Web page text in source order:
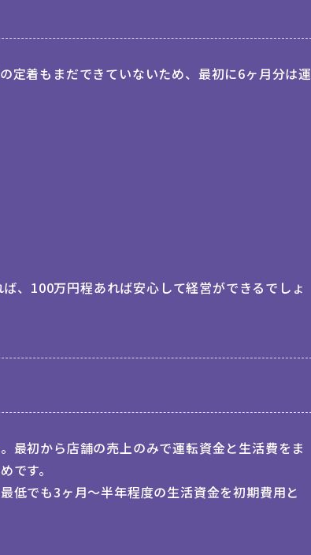
定着もまだできていないため、最初に6ヶ月分は運
、100万円程あれば安心して経営ができるでしょ
最初から店舗の売上のみで運転資金と生活費をま
です。
低でも3ヶ月～半年程度の生活資金を初期費用と